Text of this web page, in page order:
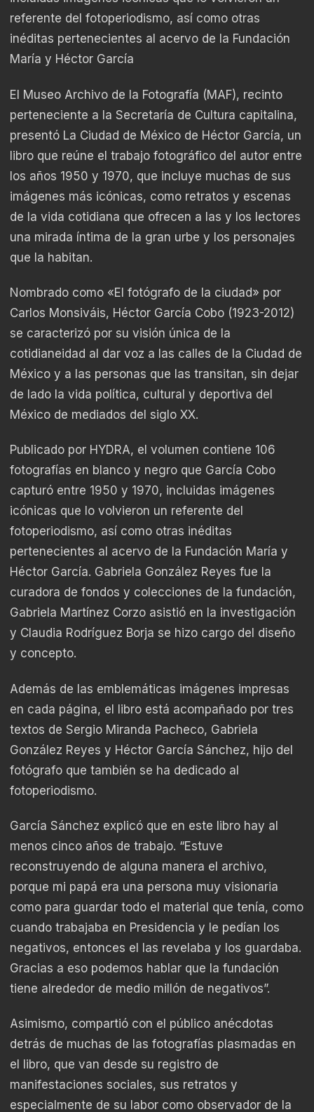
referente del fotoperiodismo, así como otras
inéditas pertenecientes al acervo de la Fundación
María y Héctor García
El Museo Archivo de la Fotografía (MAF), recinto
perteneciente a la Secretaría de Cultura capitalina,
presentó La Ciudad de México de Héctor García, un
libro que reúne el trabajo fotográfico del autor entre
los años 1950 y 1970, que incluye muchas de sus
imágenes más icónicas, como retratos y escenas
de la vida cotidiana que ofrecen a las y los lectores
una mirada íntima de la gran urbe y los personajes
que la habitan.
Nombrado como «El fotógrafo de la ciudad» por
Carlos Monsiváis, Héctor García Cobo (1923-2012)
se caracterizó por su visión única de la
cotidianeidad al dar voz a las calles de la Ciudad de
México y a las personas que las transitan, sin dejar
de lado la vida política, cultural y deportiva del
México de mediados del siglo XX.
Publicado por HYDRA, el volumen contiene 106
fotografías en blanco y negro que García Cobo
capturó entre 1950 y 1970, incluidas imágenes
icónicas que lo volvieron un referente del
fotoperiodismo, así como otras inéditas
pertenecientes al acervo de la Fundación María y
Héctor García. Gabriela González Reyes fue la
curadora de fondos y colecciones de la fundación,
Gabriela Martínez Corzo asistió en la investigación
y Claudia Rodríguez Borja se hizo cargo del diseño
y concepto.
Además de las emblemáticas imágenes impresas
en cada página, el libro está acompañado por tres
textos de Sergio Miranda Pacheco, Gabriela
González Reyes y Héctor García Sánchez, hijo del
fotógrafo que también se ha dedicado al
fotoperiodismo.
García Sánchez explicó que en este libro hay al
menos cinco años de trabajo. “Estuve
reconstruyendo de alguna manera el archivo,
porque mi papá era una persona muy visionaria
como para guardar todo el material que tenía, como
cuando trabajaba en Presidencia y le pedían los
negativos, entonces el las revelaba y los guardaba.
Gracias a eso podemos hablar que la fundación
tiene alrededor de medio millón de negativos”.
Asimismo, compartió con el público anécdotas
detrás de muchas de las fotografías plasmadas en
el libro, que van desde su registro de
manifestaciones sociales, sus retratos y
especialmente de su labor como observador de la